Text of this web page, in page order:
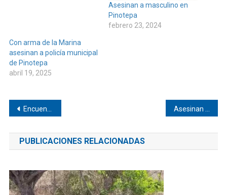
Asesinan a masculino en
Pinotepa
febrero 23, 2024
Con arma de la Marina
asesinan a policía municipal
de Pinotepa
abril 19, 2025
Navegación
de
entradas
Encuentran a torturado en Cacahuatepec
PUBLICACIONES RELACIONADAS